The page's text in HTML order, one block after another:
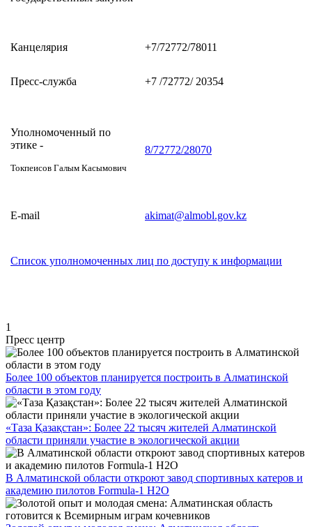
Канцелярия +7/72772/78011
Пресс-служба +7 /72772/ 20354
Уполномоченный по
этике -
Токпеисов Галым Касымович
8/72772/28070
E-mail akimat@almobl.gov.kz
Список уполномоченных лиц по доступу к информации
1
Пресс центр
Более 100 объектов планируется построить в Алматинской
области в этом году
«Таза Қазақстан»: Более 22 тысяч жителей Алматинской
области приняли участие в экологической акции
В Алматинской области откроют завод спортивных катеров и
академию пилотов Formula-1 H2O